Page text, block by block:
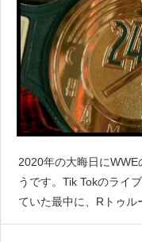
2020年の大晦日に
うです。Tik Tokのライ
ていた最中に、Rトゥル
ズ、コフィ・キングス